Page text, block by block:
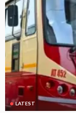
LATEST